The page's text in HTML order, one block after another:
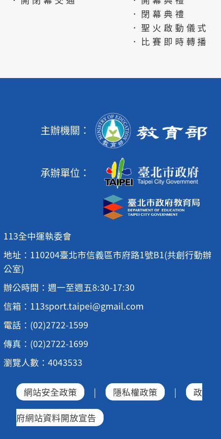
．閉幕典禮
．聖火啟動儀式
．比賽即時轉播
主辦機關：
承辦單位：
113全中運執委會
地址：110204臺北市信義區市府路1號B1(共創行動辦
公室)
辦公時間：週一至週五8:30-17:30
信箱：113sport.taipei@gmail.com
電話：(02)2722-1599
傳真：(02)2722-1699
瀏覽人數：4043533
網站安全政策 | 隱私權政策 | 政
府網站資料開放宣告